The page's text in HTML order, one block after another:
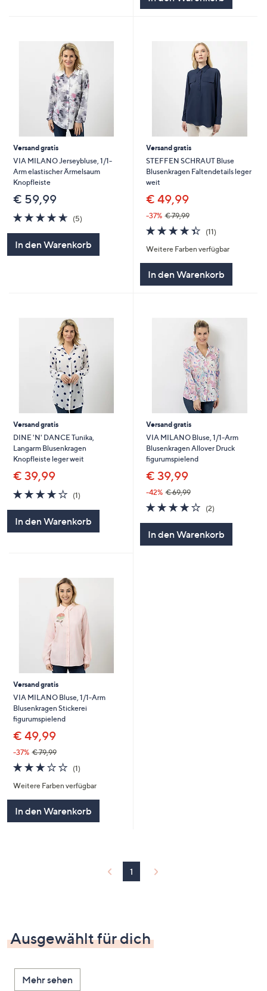
Versand gratis
VIA MILANO Jerseybluse, 1/1-
Arm elastischer Ärmelsaum
Knopfleiste
€ 59,99
4.6
von
5
(5)
In den Warenkorb
Versand gratis
STEFFEN SCHRAUT Bluse
Blusenkragen Faltendetails leger
weit
€ 49,99
-37% € 79,99
4.4
von
5
(11)11
Weitere Farben verfügbar
In den Warenkorb
Versand gratis
DINE 'N' DANCE Tunika,
Langarm Blusenkragen
Knopfleiste leger weit
€ 39,99
4.0
von
5
(1)
In den Warenkorb
Versand gratis
VIA MILANO Bluse, 1/1-Arm
Blusenkragen Allover Druck
figurumspielend
€ 39,99
-42% € 69,99
4.0
von
(2)2
In den Warenkorb
Versand gratis
VIA MILANO Bluse, 1/1-Arm
Blusenkragen Stickerei
figurumspielend
€ 49,99
-37% € 79,99
3.0
von
5
(1)
Weitere Farben verfügbar
In den Warenkorb
1
Ausgewählt für dich
Mehr sehen